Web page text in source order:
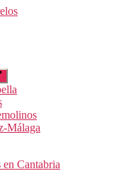
Málaga
en Cantabria